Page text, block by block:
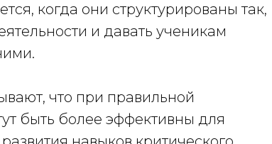
когда они структурированы так,
и давать ученикам
что при правильной
быть более эффективны для